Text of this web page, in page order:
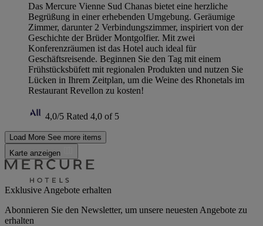
Das Mercure Vienne Sud Chanas bietet eine herzliche
Begrüßung in einer erhebenden Umgebung. Geräumige
Zimmer, darunter 2 Verbindungszimmer, inspiriert von der
Geschichte der Brüder Montgolfier. Mit zwei
Konferenzräumen ist das Hotel auch ideal für
Geschäftsreisende. Beginnen Sie den Tag mit einem
Frühstücksbüfett mit regionalen Produkten und nutzen Sie
Lücken in Ihrem Zeitplan, um die Weine des Rhonetals im
Restaurant Revellon zu kosten!
4,0/5 Rated 4,0 of 5
Load More See more items
Karte anzeigen
Exklusive Angebote erhalten
Abonnieren Sie den Newsletter, um unsere neuesten Angebote zu
erhalten